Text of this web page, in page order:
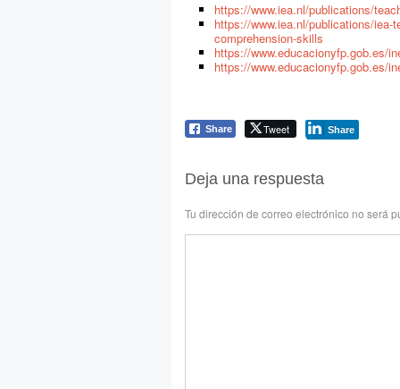
https://www.iea.nl/publications/
https://www.iea.nl/publications/iea-
comprehension-skills
https://www.educacionyfp.gob.es/
https://www.educacionyfp.gob.es/
Share Tweet Share
Deja una respuesta
Tu dirección de correo electrónico no será